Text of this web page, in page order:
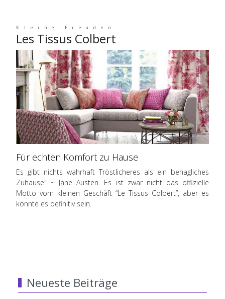
Kleine Freuden
Les Tissus Colbert
Für echten Komfort zu Hause
Es gibt nichts wahrhaft Tröstlicheres als ein behagliches
Zuhause" ~ Jane Austen. Es ist zwar nicht das offizielle
Motto vom kleinen Geschäft “Le Tissus Colbert”, aber es
könnte es definitiv sein.
Neueste Beiträge